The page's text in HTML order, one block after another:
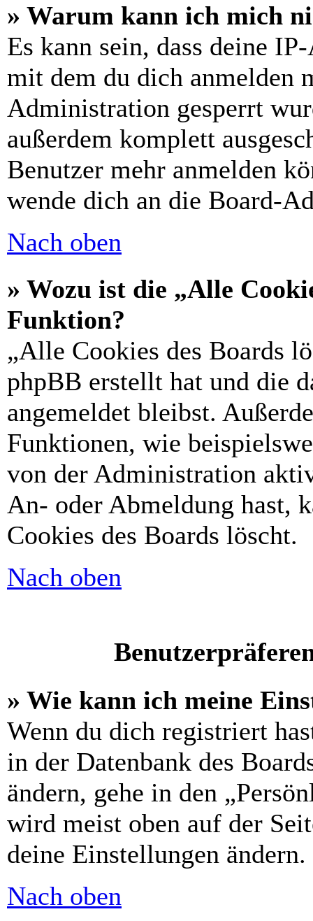
» Warum kann ich mich
Es kann sein, dass deine
mit dem du dich anmelden
Administration gesperrt
außerdem komplett
Benutzer mehr anmelden
wende dich an die Board-
Nach oben
» Wozu ist die „Alle
Funktion?
„Alle Cookies des Boards
phpBB erstellt hat und die
angemeldet bleibst.
Funktionen, wie
von der Administration
An- oder Abmeldung hast,
Cookies des Boards löscht.
Nach oben
» Wie kann ich meine
Wenn du dich registriert
in der Datenbank des
ändern, gehe in den
wird meist oben auf der
deine Einstellungen ändern.
Nach oben